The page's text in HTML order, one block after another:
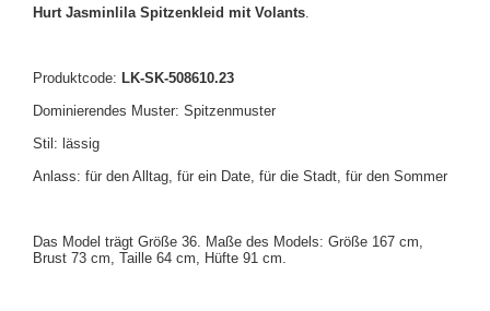
Hurt Jasminlila Spitzenkleid mit Volants
Produktcode: LK-SK-508610.23
Dominierendes Muster: Spitzenmuster
Stil: lässig
Anlass: für den Alltag, für ein Date, für die Stadt, für den Sommer
Das Model trägt Größe 36. Maße des Models: Größe 167 cm,
Brust 73 cm, Taille 64 cm, Hüfte 91 cm.